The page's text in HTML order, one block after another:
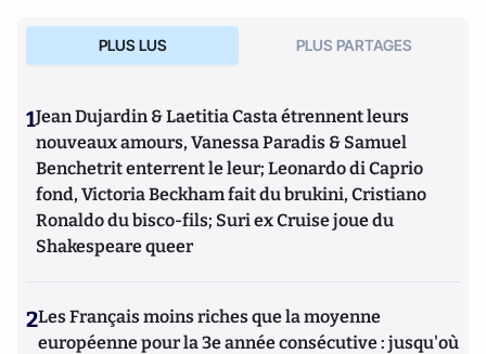
PLUS LUS PLUS PARTAGES
1Jean Dujardin & Laetitia Casta étrennent leurs
nouveaux amours, Vanessa Paradis & Samuel
Benchetrit enterrent le leur; Leonardo di Caprio
fond, Victoria Beckham fait du brukini, Cristiano
Ronaldo du bisco-fils; Suri ex Cruise joue du
Shakespeare queer
2Les Français moins riches que la moyenne
européenne pour la 3e année consécutive : jusqu'où